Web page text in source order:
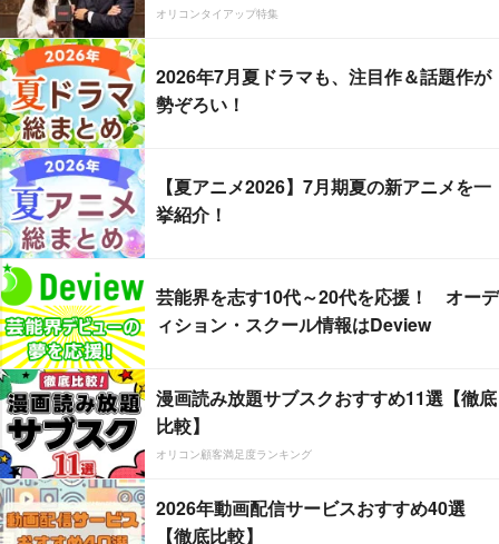
オリコンタイアップ特集
2026年7月夏ドラマも、注目作＆話題作が
勢ぞろい！
【夏アニメ2026】7月期夏の新アニメを一
挙紹介！
芸能界を志す10代～20代を応援！ オーデ
ィション・スクール情報はDeview
漫画読み放題サブスクおすすめ11選【徹底
比較】
オリコン顧客満足度ランキング
2026年動画配信サービスおすすめ40選
【徹底比較】